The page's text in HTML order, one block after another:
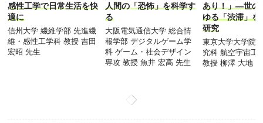
感性工学で日常生活を快
適に
信州大学 繊維学部 先進繊
維・感性工学科 教授 吉田
宏昭 先生
人間の「恐怖」を科学す
る
大阪電気通信大学 総合情
報学部 デジタルゲーム学
科 ゲーム・社会デザイン
専攻 教授 魚井 宏高 先生
あり！」―世の
ゆる「渋滞」を
研究
東京大学大学院
究科 航空宇宙工
教授 柳澤 大地